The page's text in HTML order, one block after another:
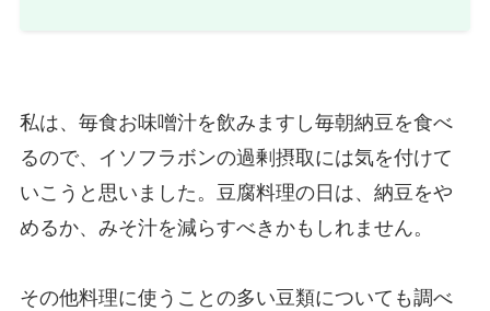
私は、毎食お味噌汁を飲みますし毎朝納豆を食べ
るので、イソフラボンの過剰摂取には気を付けて
いこうと思いました。豆腐料理の日は、納豆をや
めるか、みそ汁を減らすべきかもしれません。
その他料理に使うことの多い豆類についても調べ